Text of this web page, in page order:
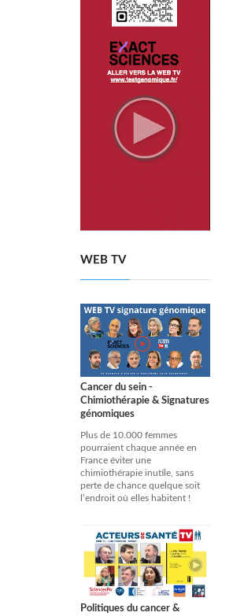
WEB TV
Cancer du sein -
Chimiothérapie & Signatures
génomiques
Plus de 10.000 femmes
pourraient chaque année en
France éviter une
chimiothérapie inutile, sans
perte de chance quelque soit
l’endroit où elles habitent !
Politiques du cancer &